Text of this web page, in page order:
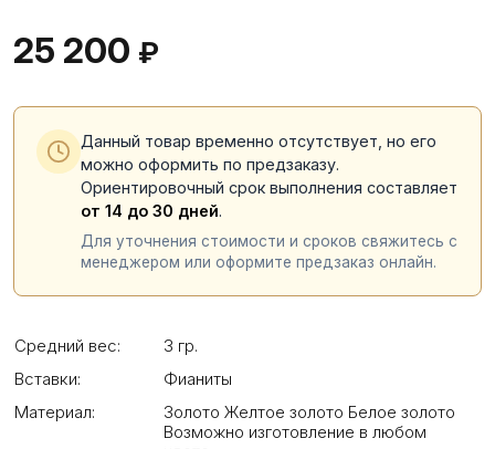
25 200 ₽
Данный товар временно отсутствует, но его
можно оформить по предзаказу.
Ориентировочный срок выполнения составляет
от 14 до 30 дней.
Для уточнения стоимости и сроков свяжитесь с
менеджером или оформите предзаказ онлайн.
Средний вес:
3 гр.
Вставки:
Фианиты
Материал:
Золото Желтое золото Белое золото
Возможно изготовление в любом